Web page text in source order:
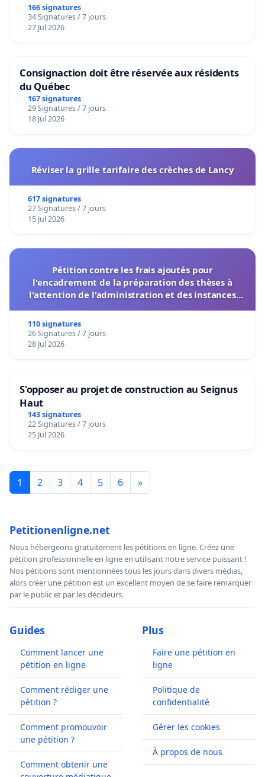
166 signatures
34 Signatures / 7 jours
27 Jul 2026
Consignaction doit être réservée aux résidents
du Québec
167 signatures
29 Signatures / 7 jours
18 Jul 2026
Réviser la grille tarifaire des crèches de Lancy
617 signatures
27 Signatures / 7 jours
15 Jul 2026
Pétition contre les frais ajoutés pour
l'encadrement de la préparation des thèses à
l'attention de l'administration et des instances
110 signatures
26 Signatures / 7 jours
28 Jul 2026
S'opposer au projet de construction au Seignus
Haut
143 signatures
22 Signatures / 7 jours
25 Jul 2026
1 2 3 4 5 6 »
Petitionenligne.net
Nous hébergeons gratuitement les pétitions en ligne. Créez une
pétition professionnelle en ligne en utilisant notre service puissant !
Nos pétitions sont mentionnées tous les jours dans divers médias,
alors créer une pétition est un excellent moyen de se faire remarquer
par le public et par les décideurs.
Guides
Comment lancer une
pétition en ligne
Comment rédiger une
pétition ?
Comment promouvoir
une pétition ?
Comment obtenir une
Plus
Faire une pétition en
ligne
Politique de
confidentialité
Gérer les cookies
À propos de nous